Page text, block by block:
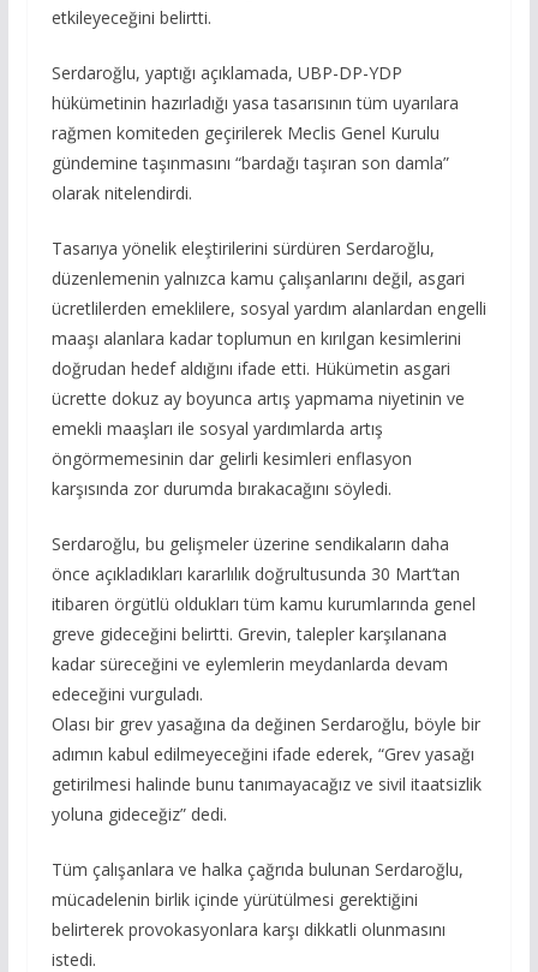
etkileyeceğini belirtti.
Serdaroğlu, yaptığı açıklamada, UBP-DP-YDP
hükümetinin hazırladığı yasa tasarısının tüm uyarılara
rağmen komiteden geçirilerek Meclis Genel Kurulu
gündemine taşınmasını “bardağı taşıran son damla”
olarak nitelendirdi.
Tasarıya yönelik eleştirilerini sürdüren Serdaroğlu,
düzenlemenin yalnızca kamu çalışanlarını değil, asgari
ücretlilerden emeklilere, sosyal yardım alanlardan engelli
maaşı alanlara kadar toplumun en kırılgan kesimlerini
doğrudan hedef aldığını ifade etti. Hükümetin asgari
ücrette dokuz ay boyunca artış yapmama niyetinin ve
emekli maaşları ile sosyal yardımlarda artış
öngörmemesinin dar gelirli kesimleri enflasyon
karşısında zor durumda bırakacağını söyledi.
Serdaroğlu, bu gelişmeler üzerine sendikaların daha
önce açıkladıkları kararlılık doğrultusunda 30 Mart’tan
itibaren örgütlü oldukları tüm kamu kurumlarında genel
greve gideceğini belirtti. Grevin, talepler karşılanana
kadar süreceğini ve eylemlerin meydanlarda devam
edeceğini vurguladı.
Olası bir grev yasağına da değinen Serdaroğlu, böyle bir
adımın kabul edilmeyeceğini ifade ederek, “Grev yasağı
getirilmesi halinde bunu tanımayacağız ve sivil itaatsizlik
yoluna gideceğiz” dedi.
Tüm çalışanlara ve halka çağrıda bulunan Serdaroğlu,
mücadelenin birlik içinde yürütülmesi gerektiğini
belirterek provokasyonlara karşı dikkatli olunmasını
istedi.